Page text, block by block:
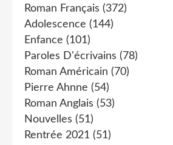
Roman Français (372)
Adolescence (144)
Enfance (101)
Paroles D'écrivains (78)
Roman Américain (70)
Pierre Ahnne (54)
Roman Anglais (53)
Nouvelles (51)
Rentrée 2021 (51)